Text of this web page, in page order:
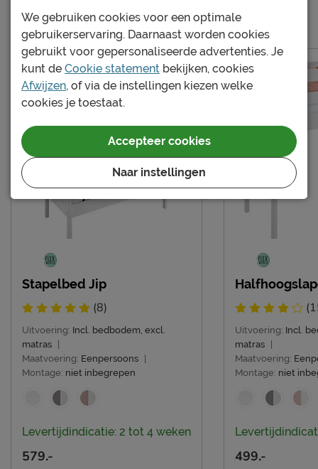
Uitvoering
Excl. matras en
bedbodem
Kleur
wit/urban grey
Materiaal
grenen
Materiaal poten
Type bed
Standaard
Goed om te weten
Onderhoud
Afnemen met een vochtig
doekje
Montage
Overige
bijpassende bijmeubelen
Leveranciersinformatie
Naam Beter Bed B.V.
Locatie
Meer van de serie Jip
Stapelbed Jip
(8)
Uitvoering: Incl. bedbodem, excl.
matras |
Maatvoering: Eenpersoons |
Montage: niet inbegrepen
Levertijdindicatie: 2 tot 4 weken
579.-
Uitvoering: Incl.
matras |
Maatvoering:
Montage: niet
499.-
We gebruiken cookies voor een optimale
gebruikerservaring. Daarnaast worden cookies
gebruikt voor gepersonaliseerde advertenties. Je
kunt de Cookie statement bekijken, cookies
Afwijzen, of via de instellingen kiezen welke
cookies je toestaat.
Naar instellingen
Accepteer cookies